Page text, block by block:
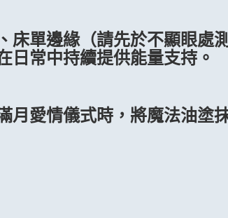
床單邊緣（請先於不顯眼處
日常中持續提供能量支持。
月愛情儀式時，將魔法油塗